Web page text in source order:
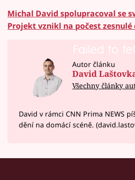
Michal David spolupracoval se
Projekt vznikl na počest zesnulé
Failed to
Autor článku
David
Všechny články
David v rámci CNN Prima NEWS
dění na domácí scéně.